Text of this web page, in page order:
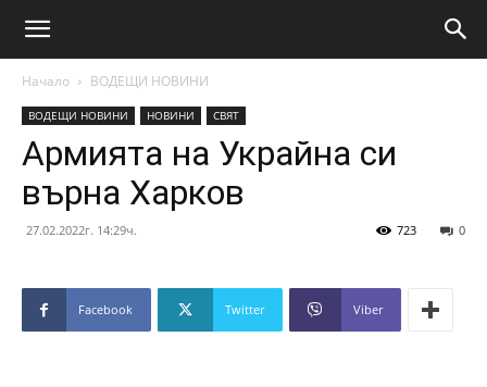
Начало ВОДЕЩИ НОВИНИ
ВОДЕЩИ НОВИНИ НОВИНИ СВЯТ
Армията на Украйна си
върна Харков
27.02.2022г. 14:29ч. 0
723
Facebook Twitter Viber